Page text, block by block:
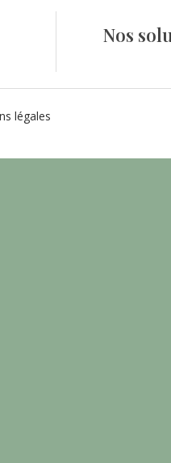
Nos
légales